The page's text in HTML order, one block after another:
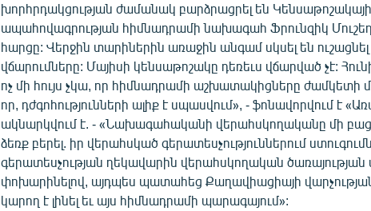
խորհրդակցության ժամանակ բարձրացրել են
ապահովագրության հիմնադրամի նախագահ Ֆրունզիկ
հարցը: Վերջին տարիներին առաջին անգամ սկսել են
վճարումները: Մայիսի կենսաթոշակը դեռեւս վճարված չէ:
ոչ մի հույս չկա, որ հիմնադրամի աշխատակիցները ժամկետի
որ, դժգոհությունների ալիք է սպասվում», - ֆոնավորվում է
ակնարկվում է. - «Նախագահականի վերահսկողականը մի
ձեռք բերել. իր վերահսկած գերատեսչություններում
գերատեսչության ղեկավարին վերահսկողական
փոխարինելով, այդպես պատահեց Քաղավիացիայի
կարող է լինել եւ այս հիմնադրամի պարագայում»: